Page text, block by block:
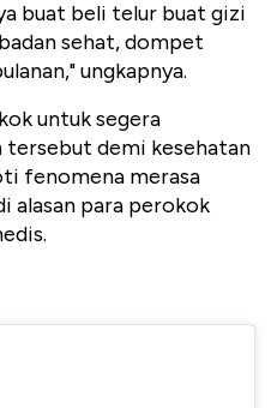
buat beli telur buat gizi
sehat, dompet
ungkapnya.
untuk segera
tersebut demi kesehatan
fenomena merasa
alasan para perokok